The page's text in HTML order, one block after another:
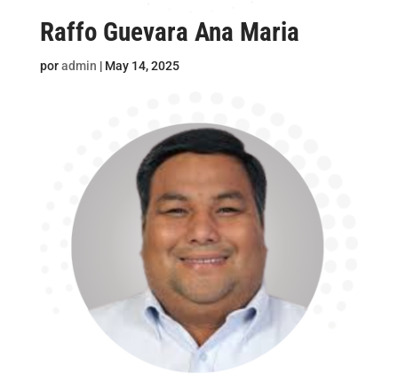
Raffo Guevara Ana Maria
poradmin | May 14, 2025